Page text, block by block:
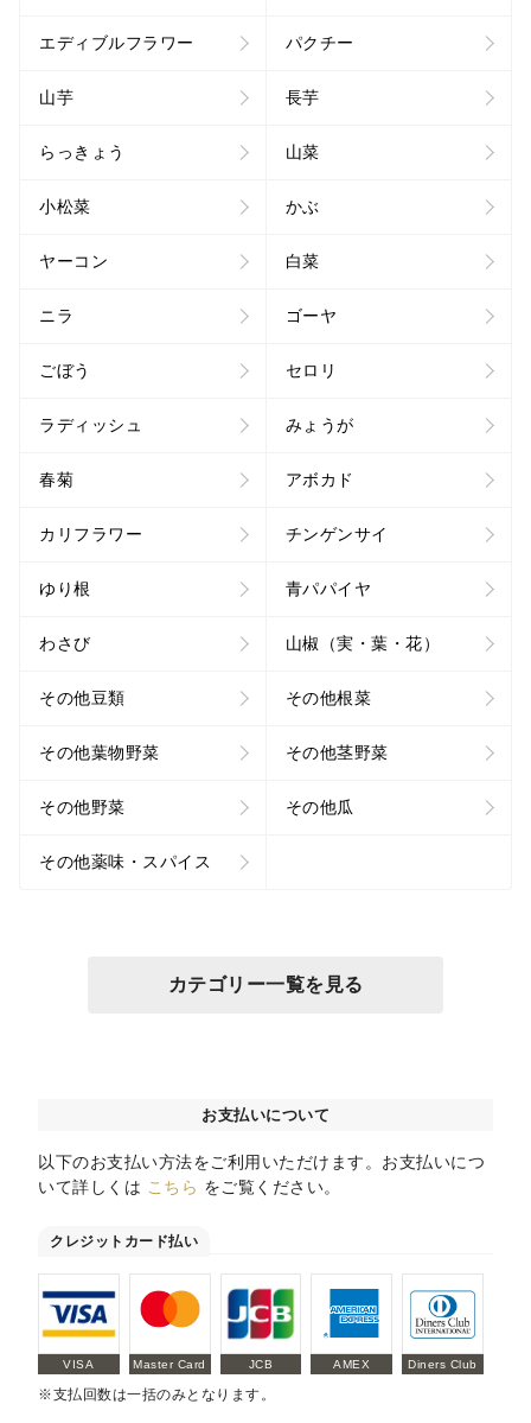
エディブルフラワー パクチー
山芋 長芋
らっきょう 山菜
小松菜 かぶ
ヤーコン 白菜
ニラ ゴーヤ
ごぼう セロリ
ラディッシュ みょうが
春菊 アボカド
カリフラワー チンゲンサイ
ゆり根 青パパイヤ
わさび 山椒（実・葉・花）
その他豆類 その他根菜
その他葉物野菜 その他茎野菜
その他野菜 その他瓜
その他薬味・スパイス
カテゴリー一覧を見る
お支払いについて
以下のお支払い方法をご利用いただけます。お支払いにつ
いて詳しくは こちら をご覧ください。
クレジットカード払い
VISA Master Card JCB AMEX Diners Club
※支払回数は一括のみとなります。